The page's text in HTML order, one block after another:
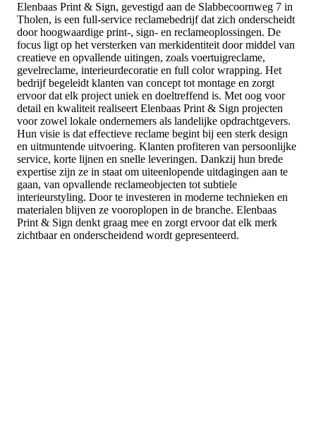
Elenbaas Print & Sign, gevestigd aan de Slabbecoornweg 7 in
Tholen, is een full-service reclamebedrijf dat zich onderscheidt
door hoogwaardige print-, sign- en reclameoplossingen. De
focus ligt op het versterken van merkidentiteit door middel van
creatieve en opvallende uitingen, zoals voertuigreclame,
gevelreclame, interieurdecoratie en full color wrapping. Het
bedrijf begeleidt klanten van concept tot montage en zorgt
ervoor dat elk project uniek en doeltreffend is. Met oog voor
detail en kwaliteit realiseert Elenbaas Print & Sign projecten
voor zowel lokale ondernemers als landelijke opdrachtgevers.
Hun visie is dat effectieve reclame begint bij een sterk design
en uitmuntende uitvoering. Klanten profiteren van persoonlijke
service, korte lijnen en snelle leveringen. Dankzij hun brede
expertise zijn ze in staat om uiteenlopende uitdagingen aan te
gaan, van opvallende reclameobjecten tot subtiele
interieurstyling. Door te investeren in moderne technieken en
materialen blijven ze vooroplopen in de branche. Elenbaas
Print & Sign denkt graag mee en zorgt ervoor dat elk merk
zichtbaar en onderscheidend wordt gepresenteerd.